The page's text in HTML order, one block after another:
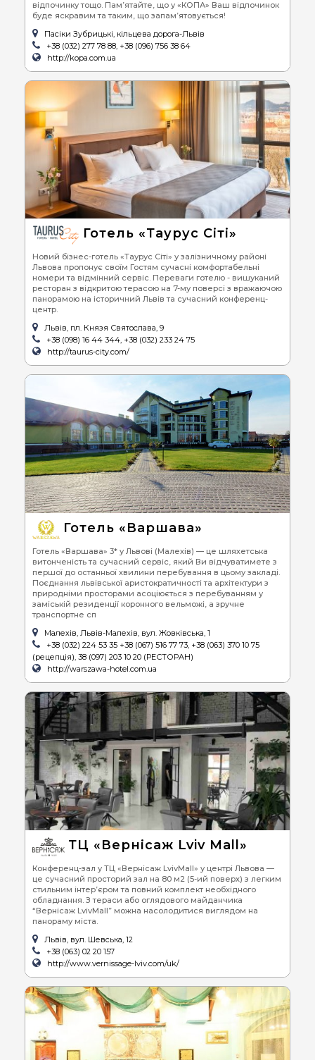
відпочинку тощо. Пам’ятайте, що у «КОПА» Ваш відпочинок
буде яскравим та таким, що запам’ятовується!
Пасіки Зубрицькі, кільцева дорога-Львів
+38 (032) 277 78 88, +38 (096) 756 38 64
http://kopa.com.ua
Готель «Таурус Сіті»
Новий бізнес-готель «Таурус Сіті» у залізничному районі
Львова пропонує своїм Гостям сучасні комфортабельні
номери та відмінний сервіс. Переваги готелю - вишуканий
ресторан з відкритою терасою на 7-му поверсі з вражаючою
панорамою на історичний Львів та сучасний конференц-
центр.
Львів, пл. Князя Святослава, 9
+38 (098) 16 44 344, +38 (032) 233 24 75
http://taurus-city.com/
Готель «Варшава»
Готель «Варшава» 3* у Львові (Малехів) — це шляхетська
витонченість та сучасний сервіс, який Ви відчуватимете з
першої до останньої хвилини перебування в цьому закладі.
Поєднання львівської аристократичності та архітектури з
природніми просторами асоціюється з перебуванням у
заміській резиденції коронного вельможі, а зручне
транспортне сп
Малехів, Львів-Малехів, вул. Жовківська, 1
+38 (032) 224 53 35 +38 (067) 516 77 73, +38 (063) 370 10 75
(рецепція), 38 (097) 203 10 20 (РЕСТОРАН)
http://warszawa-hotel.com.ua
ТЦ «Вернісаж Lviv Mall»
Конференц-зал у ТЦ «Вернісаж LvivMall» у центрі Львова —
це сучасний просторий зал на 80 м2 (5-ий поверх) з легким
стильним інтер’єром та повний комплект необхідного
обладнання. З тераси або оглядового майданчика
“Вернісаж LvivMall” можна насолодитися виглядом на
панораму міста.
Львів, вул. Шевська, 12
+38 (063) 02 20 157
http://www.vernissage-lviv.com/uk/